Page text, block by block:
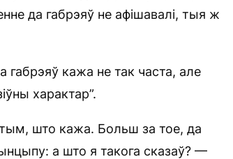
да габрэяў не афішавалі, тыя ж
габрэяў кажа не так часта, але
характар”.
што кажа. Больш за тое, да
а што я такога сказаў? —